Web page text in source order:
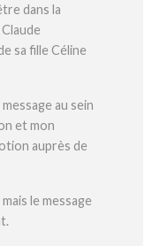
dans la
sa fille Céline
au sein
et mon
auprès de
le message